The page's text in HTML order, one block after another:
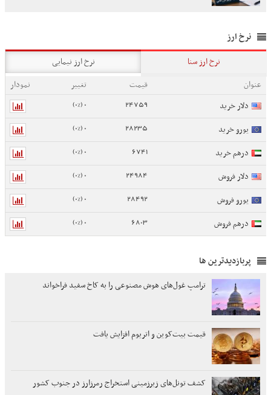
نرخ ارز
نرخ ارز سنا
نرخ ارز نیمایی
عنوان
قیمت تغییر
نمودار
دلار خرید
24759
0 (0%)
یورو خرید 28235
0 (0%)
درهم خرید 6741
0 (0%)
دلار فروش 24984
0 (0%)
یورو فروش 28492
0 (0%)
درهم فروش 6803
0 (0%)
پربازدیدترین ها
ترامپ غول‌های هوش مصنوعی را به کاخ سفید فراخواند
قیمت بیت‌کوین و اتریوم افزایش یافت
کشف تونل‌های زیرزمینی استخراج رمرزارز در جنوب کشور